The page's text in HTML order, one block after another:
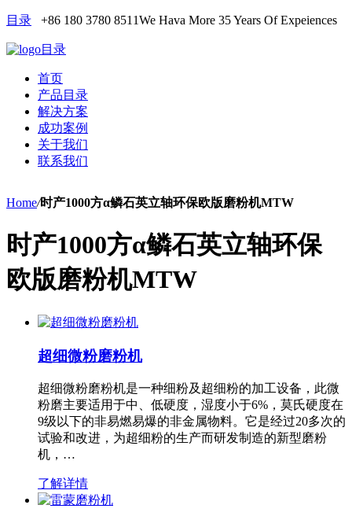
目录 +86 180 3780 8511We Hava More 35 Years Of Expeiences
目录
首页
产品目录
解决方案
成功案例
关于我们
联系我们
Home/时产1000方α鳞石英立轴环保欧版磨粉机MTW
时产1000方α鳞石英立轴环保
欧版磨粉机MTW
超细微粉磨粉机
超细微粉磨粉机是一种细粉及超细粉的加工设备，此微
粉磨主要适用于中、低硬度，湿度小于6%，莫氏硬度在
9级以下的非易燃易爆的非金属物料。它是经过20多次的
试验和改进，为超细粉的生产而研发制造的新型磨粉
机，…
了解详情